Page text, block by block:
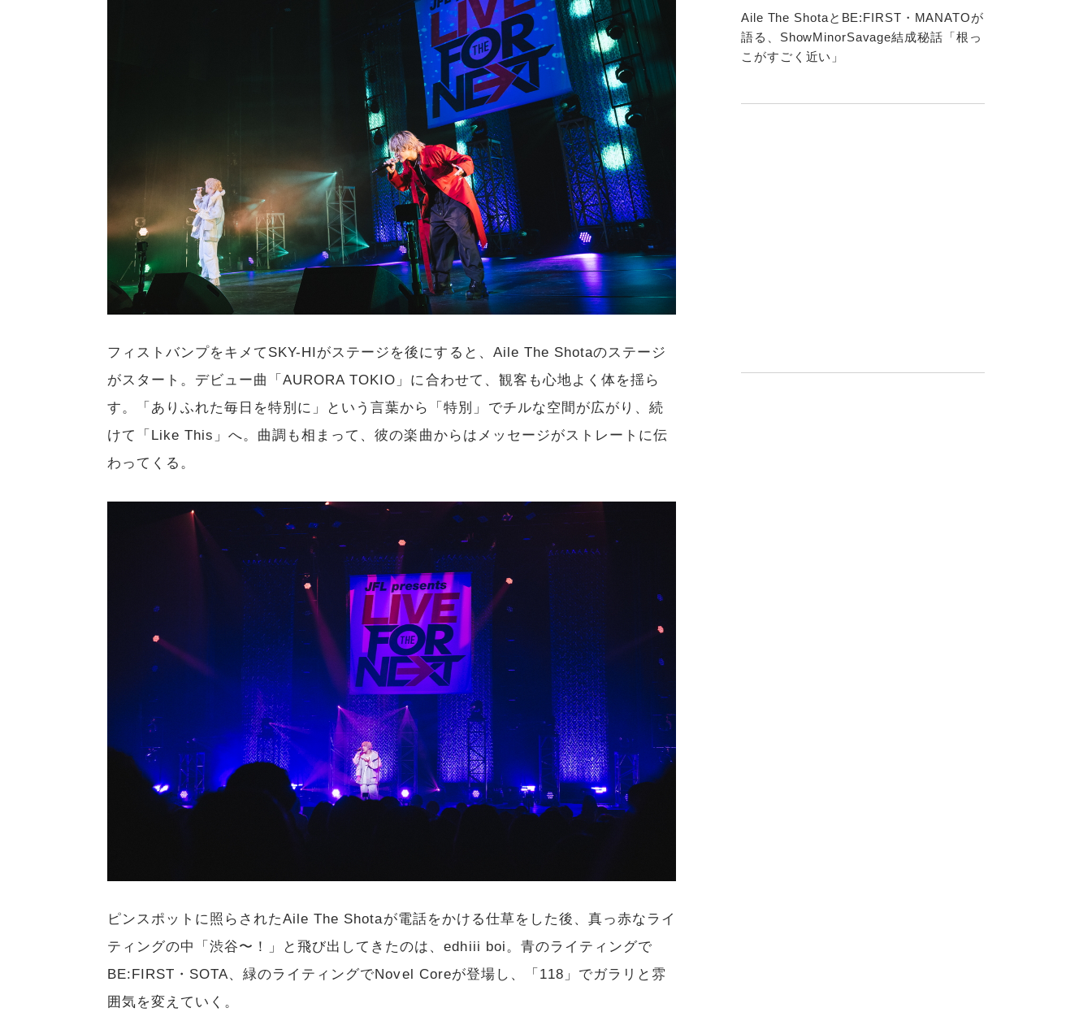
フィストバンプをキメてSKY-HIがステージを後にすると、Aile The Shotaのステージ
がスタート。デビュー曲「AURORA TOKIO」に合わせて、観客も心地よく体を揺ら
す。「ありふれた毎日を特別に」という言葉から「特別」でチルな空間が広がり、続
けて「Like This」へ。曲調も相まって、彼の楽曲からはメッセージがストレートに伝
わってくる。
ピンスポットに照らされたAile The Shotaが電話をかける仕草をした後、真っ赤なライ
ティングの中「渋谷〜！」と飛び出してきたのは、edhiii boi。青のライティングで
BE:FIRST・SOTA、緑のライティングでNovel Coreが登場し、「118」でガラリと雰
囲気を変えていく。
Aile The ShotaとBE:FIRST・MANATOが
語る、ShowMinorSavage結成秘話「根っ
こがすごく近い」